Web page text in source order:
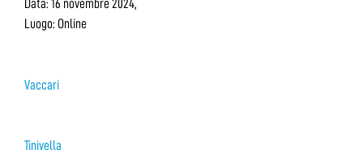
Data: 16 novembre 2024,
Luogo: Online
Vaccari
Tinivella